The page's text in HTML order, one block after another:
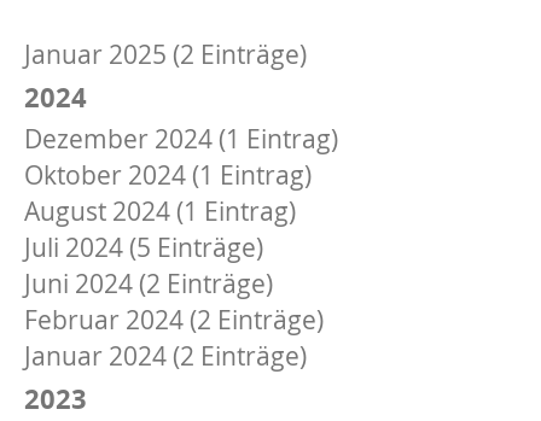
Januar 2025 (2 Einträge)
2024
Dezember 2024 (1 Eintrag)
Oktober 2024 (1 Eintrag)
August 2024 (1 Eintrag)
Juli 2024 (5 Einträge)
Juni 2024 (2 Einträge)
Februar 2024 (2 Einträge)
Januar 2024 (2 Einträge)
2023